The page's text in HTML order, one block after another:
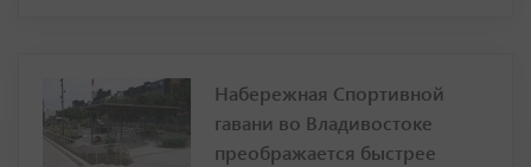
Набережная Спортивной
гавани во Владивостоке
преображается быстрее